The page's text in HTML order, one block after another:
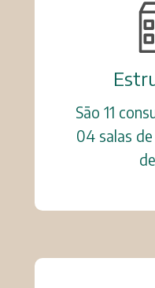
São 11
04 salas